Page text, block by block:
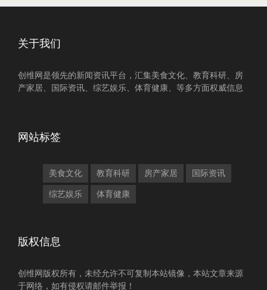
关于我们
创维网是领先的新闻资讯平台，汇集美食文化、教育科研、房
产家居、国际资讯、综艺娱乐、体育健康、等多方面权威信息
网站标签
美食文化 教育科研 房产家居 国际资讯
综艺娱乐 体育健康
版权信息
创维网版权所有，未经允许不可复制本站镜像，本站文章来源
于网络，如有侵权请邮件举报！